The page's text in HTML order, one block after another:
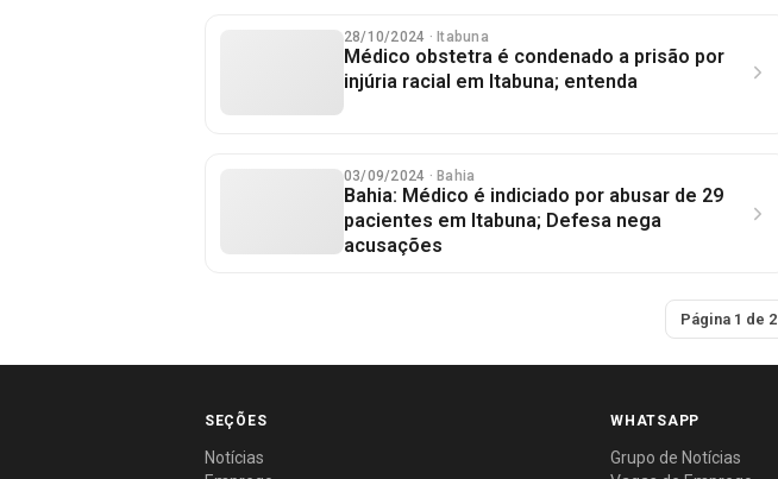
28/10/2024 · Itabuna
Médico obstetra é condenado a prisão por
injúria racial em Itabuna; entenda
03/09/2024 · Bahia
Bahia: Médico é indiciado por abusar de 29
pacientes em Itabuna; Defesa nega
acusações
Página 1 de 2
SEÇÕES
Notícias
WHATSAPP
Grupo de Notícias